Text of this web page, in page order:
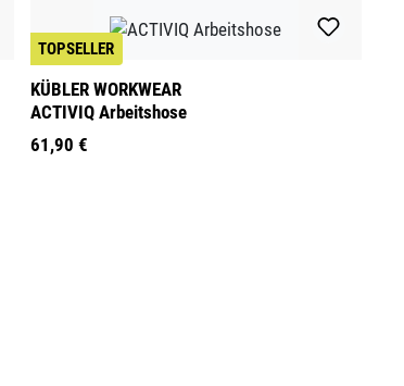
TOPSELLER
KÜBLER WORKWEAR
ACTIVIQ Arbeitshose
61,90 €